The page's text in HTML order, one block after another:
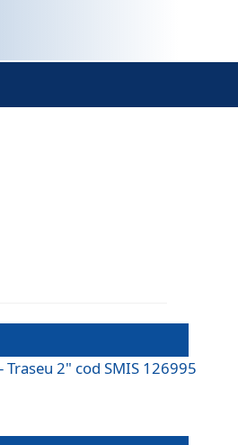
2" cod SMIS 126995